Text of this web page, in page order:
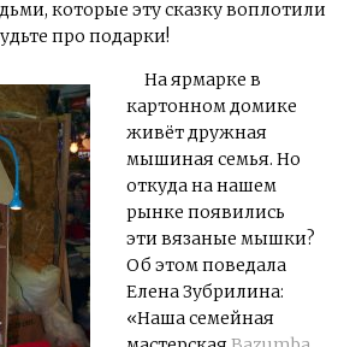
которые эту сказку воплотили
про подарки!
На ярмарке в
картонном домике
живёт дружная
мышиная семья. Но
откуда на нашем
рынке появились
эти вязаные мышки?
Об этом поведала
Елена Зубрилина:
«Наша семейная